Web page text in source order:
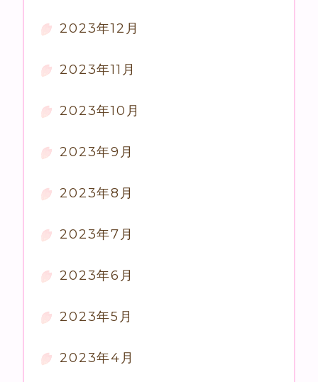
2023年12月
2023年11月
2023年10月
2023年9月
2023年8月
2023年7月
2023年6月
2023年5月
2023年4月